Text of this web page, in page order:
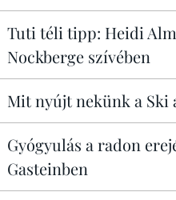
Tuti téli tipp: Heidi
Nockberge szívében
Mit nyújt nekünk a Ski
Gyógyulás a radon
Gasteinben